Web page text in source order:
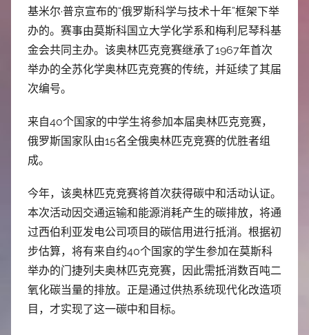
基米尔·普京宣布的“俄罗斯科学与技术十年”框架下举
办的。赛事由莫斯科国立大学化学系和梅利尼琴科基
金会共同主办。该奥林匹克竞赛继承了1967年首次
举办的全苏化学奥林匹克竞赛的传统，并延续了其届
次编号。
来自40个国家的中学生将参加本届奥林匹克竞赛，
俄罗斯国家队由15名全俄奥林匹克竞赛的优胜者组
成。
今年，该奥林匹克竞赛将首次获得碳中和活动认证。
本次活动因交通运输和能源消耗产生的碳排放，将通
过西伯利亚发电公司项目的碳信用进行抵消。根据初
步估算，将有来自约40个国家的学生参加在莫斯科
举办的门捷列夫奥林匹克竞赛，因此需抵消数百吨二
氧化碳当量的排放。正是通过供热系统现代化改造项
目，才实现了这一碳中和目标。